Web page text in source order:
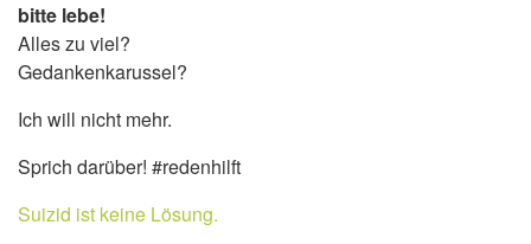
bitte lebe!
Alles zu viel?
Gedankenkarussel?
Ich will nicht mehr.
Sprich darüber! #redenhilft
Suizid ist keine Lösung.